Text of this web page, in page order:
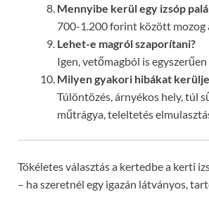
Mennyibe kerül egy izsóp
700-1.200 forint között mozog
Lehet-e magról szaporítani?
Igen, vetőmagból is
Milyen gyakori hibákat
Túlöntözés, árnyékos hely, túl
műtrágya, teleltetés
Tökéletes választás a kertedbe a kerti
– ha szeretnél egy igazán látványos,